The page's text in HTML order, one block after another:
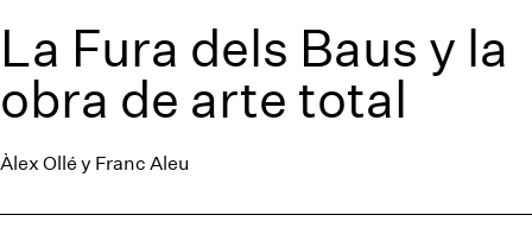
La Fura dels Baus y la
obra de arte total
Àlex Ollé y Franc Aleu